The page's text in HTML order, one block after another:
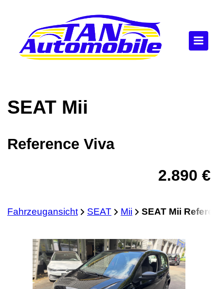
SEAT Mii
Reference Viva
2.890 €
Fahrzeugansicht SEAT Mii SEAT Mii